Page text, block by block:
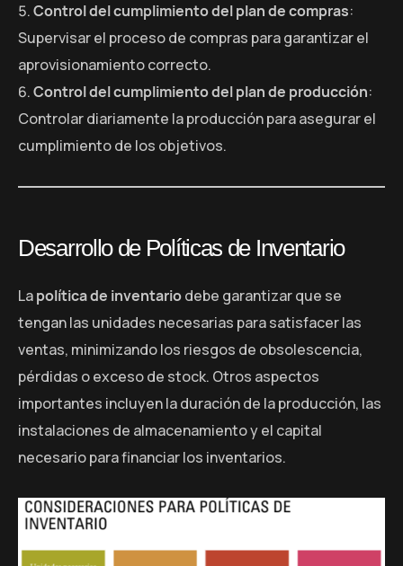
Control del cumplimiento del plan de compras:
Supervisar el proceso de compras para garantizar el
aprovisionamiento correcto.
Control del cumplimiento del plan de producción:
Controlar diariamente la producción para asegurar el
cumplimiento de los objetivos.
Desarrollo de Políticas de Inventario
Lapolítica de inventariodebe garantizar que se
tengan las unidades necesarias para satisfacer las
ventas, minimizando los riesgos de obsolescencia,
pérdidas o exceso de stock. Otros aspectos
importantes incluyen la duración de la producción, las
instalaciones de almacenamiento y el capital
necesario para financiar los inventarios.